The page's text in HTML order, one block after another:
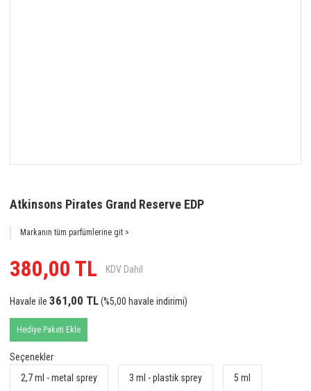
Atkinsons Pirates Grand Reserve EDP
Markanın tüm parfümlerine git >
380,00 TL KDV Dahil
Havale ile 361,00 TL(%5,00 havale indirimi)
Hediye Paketi Ekle
Seçenekler
2,7 ml - metal sprey
3 ml - plastik sprey 5 ml